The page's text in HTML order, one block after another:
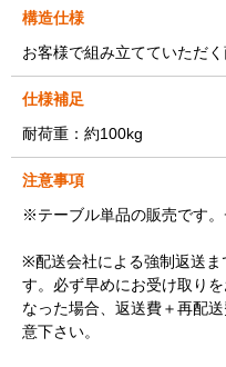
構造仕様
お客様で組み立てていただ
仕様補足
耐荷重：約100kg
注意事項
※テーブル単品の販売です。
※配送会社による強制返送ま
す。必ず早めにお受け取り
なった場合、返送費＋再配
意下さい。